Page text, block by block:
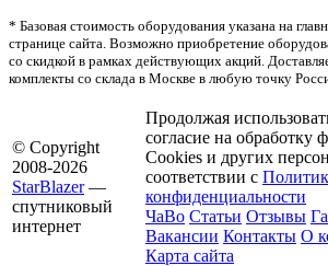
* Базовая стоимость оборудования указана на
странице сайта. Возможно приобретение
со скидкой в рамках действующих акций.
комплекты со склада в Москве в любую точку
© Copyright
2008-2026
StarBlazer—
спутниковый
интернет
Продолжая
согласие на обработку
Cookies и других
соответствии с
конфиденциальности
ЧаВо Статьи Отзывы
Вакансии Контакты О
Карта сайта